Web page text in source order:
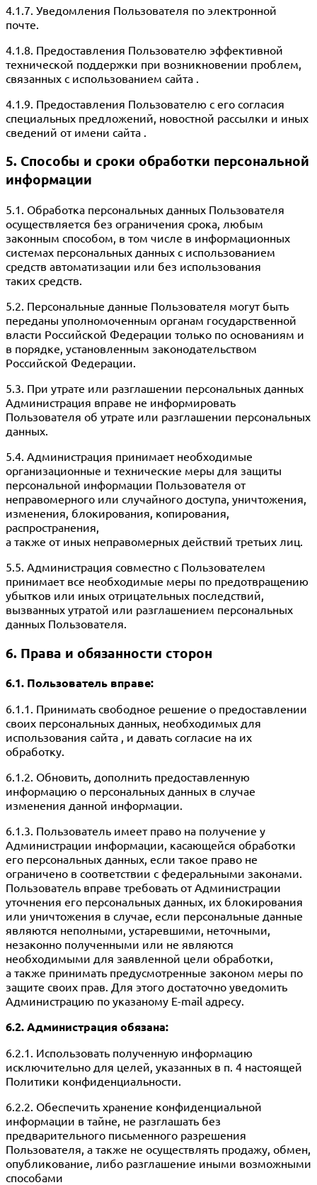
4.1.7. Уведомления Пользователя по электронной
почте.
4.1.8. Предоставления Пользователю эффективной
технической поддержки при возникновении проблем,
связанных с использованием сайта .
4.1.9. Предоставления Пользователю с его согласия
специальных предложений, новостной рассылки и иных
сведений от имени сайта .
5. Способы и сроки обработки персональной
информации
5.1. Обработка персональных данных Пользователя
осуществляется без ограничения срока, любым
законным способом, в том числе в информационных
системах персональных данных с использованием
средств автоматизации или без использования
таких средств.
5.2. Персональные данные Пользователя могут быть
переданы уполномоченным органам государственной
власти Российской Федерации только по основаниям и
в порядке, установленным законодательством
Российской Федерации.
5.3. При утрате или разглашении персональных данных
Администрация вправе не информировать
Пользователя об утрате или разглашении персональных
данных.
5.4. Администрация принимает необходимые
организационные и технические меры для защиты
персональной информации Пользователя от
неправомерного или случайного доступа, уничтожения,
изменения, блокирования, копирования,
распространения,
а также от иных неправомерных действий третьих лиц.
5.5. Администрация совместно с Пользователем
принимает все необходимые меры по предотвращению
убытков или иных отрицательных последствий,
вызванных утратой или разглашением персональных
данных Пользователя.
6. Права и обязанности сторон
6.1. Пользователь вправе:
6.1.1. Принимать свободное решение о предоставлении
своих персональных данных, необходимых для
использования сайта , и давать согласие на их
обработку.
6.1.2. Обновить, дополнить предоставленную
информацию о персональных данных в случае
изменения данной информации.
6.1.3. Пользователь имеет право на получение у
Администрации информации, касающейся обработки
его персональных данных, если такое право не
ограничено в соответствии с федеральными законами.
Пользователь вправе требовать от Администрации
уточнения его персональных данных, их блокирования
или уничтожения в случае, если персональные данные
являются неполными, устаревшими, неточными,
незаконно полученными или не являются
необходимыми для заявленной цели обработки,
а также принимать предусмотренные законом меры по
защите своих прав. Для этого достаточно уведомить
Администрацию по указаному E-mail адресу.
6.2. Администрация обязана:
6.2.1. Использовать полученную информацию
исключительно для целей, указанных в п. 4 настоящей
Политики конфиденциальности.
6.2.2. Обеспечить хранение конфиденциальной
информации в тайне, не разглашать без
предварительного письменного разрешения
Пользователя, а также не осуществлять продажу, обмен,
опубликование, либо разглашение иными возможными
способами